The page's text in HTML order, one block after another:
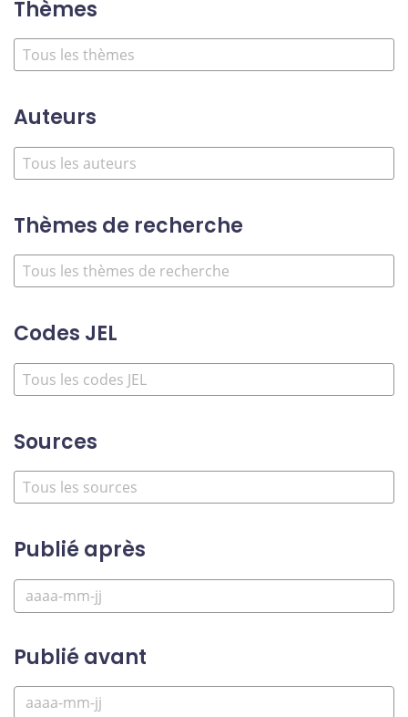
Thèmes
Auteurs
Thèmes de recherche
Codes JEL
Sources
Publié après
Publié avant